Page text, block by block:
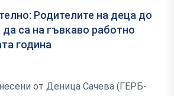
Родителите на деца до
да са на гъвкаво работно
година
от Деница Сачева (ГЕРБ-